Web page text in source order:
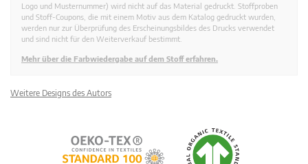
Logo und Musternummer) wird nicht auf das Material gedruckt. Stoffproben
und Stoff-Coupons, die mit einem Motiv aus dem Katalog gedruckt wurden,
werden nur zur Überprüfung des Erscheinungsbildes des Drucks verwendet
und sind nicht für den Weiterverkauf bestimmt.
Mehr über die Farbwiedergabe auf dem Stoff erfahren.
Weitere Designs des Autors